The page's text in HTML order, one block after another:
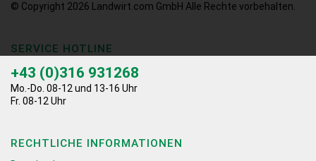
© Copyright 2026 Landwirt.com GmbH Alle Rechte vorbehalten.
SERVICE HOTLINE
+43 (0)316 931268
Mo.-Do. 08-12 und 13-16 Uhr
Fr. 08-12 Uhr
RECHTLICHE INFORMATIONEN